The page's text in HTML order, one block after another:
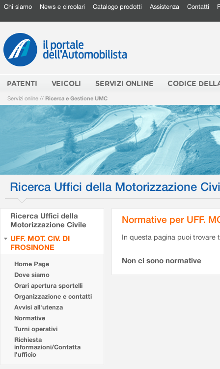
Chi siamo News e circolari Catalogo prodotti Assistenza Contatti
PATENTI VEICOLI SERVIZI ONLINE CODICE
Servizi online // Ricerca e Gestione UMC
Ricerca Uffici della Motorizzazione
Ricerca Uffici della
Motorizzazione Civile
UFF. MOT. CIV. DI
FROSINONE
Home Page
Dove siamo
Orari apertura sportelli
Organizzazione e contatti
Avvisi all'utenza
Normative
Turni operativi
Richiesta
informazioni/Contatta
l'ufficio
Normative per UFF.
In questa pagina puoi
Non ci sono normative